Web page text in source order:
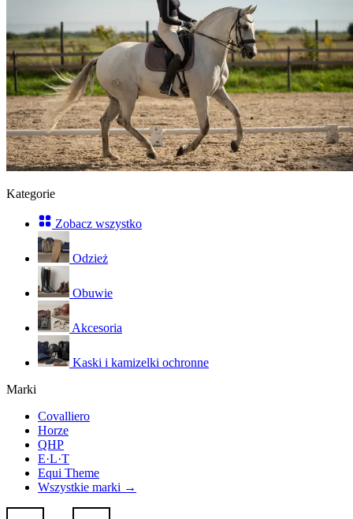
Kategorie
Zobacz wszystko
Odzież
Obuwie
Akcesoria
Kaski i kamizelki ochronne
Marki
Covalliero
Horze
QHP
E·L·T
Equi Theme
Wszystkie marki →